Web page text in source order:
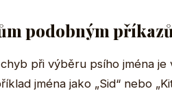
podobným
při výběru psího jména
jména jako „Sid“ nebo